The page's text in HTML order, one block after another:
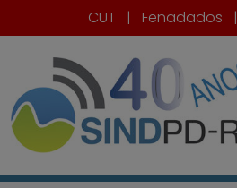
CUT | Fenadados |